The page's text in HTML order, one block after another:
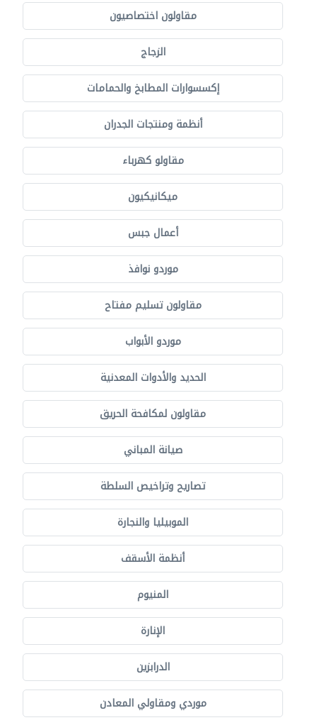
مقاولون اختصاصيون
الزجاج
إكسسوارات المطابخ والحمامات
أنظمة ومنتجات الجدران
مقاولو كهرباء
ميكانيكيون
أعمال جبس
موردو نوافذ
مقاولون تسليم مفتاح
موردو الأبواب
الحديد والأدوات المعدنية
مقاولون لمكافحة الحريق
صيانة المباني
تصاريح وتراخيص السلطة
الموبيليا والنجارة
أنظمة الأسقف
المنيوم
الإنارة
الدرابزين
موردي ومقاولي المعادن